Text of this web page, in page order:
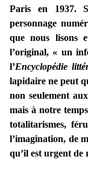
Paris en 1937.
personnage
que nous lisons
l’original, « un
l’Encyclopédie
lapidaire ne peut
non seulement
mais à notre
totalitarismes,
l’imagination, de
qu’il est urgent de